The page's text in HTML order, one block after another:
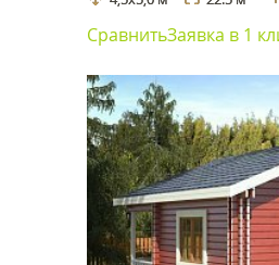
СравнитьЗаявка в 1